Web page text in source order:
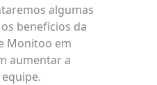
algumas
benefícios da
Monitoo em
aumentar a